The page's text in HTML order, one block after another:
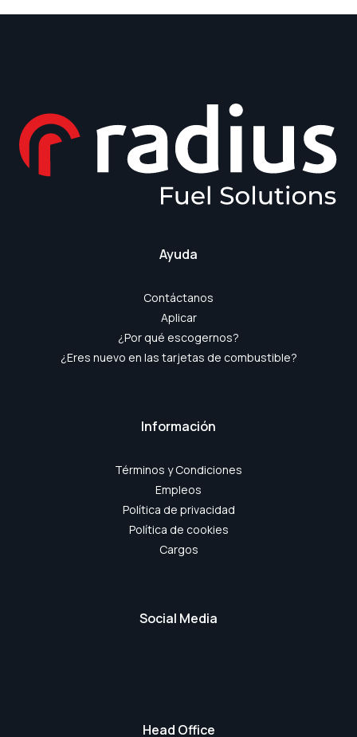
Ayuda
Contáctanos
Aplicar
¿Por qué escogernos?
¿Eres nuevo en las tarjetas de combustible?
Información
Términos y Condiciones
Empleos
Política de privacidad
Política de cookies
Cargos
Social Media
Head Office